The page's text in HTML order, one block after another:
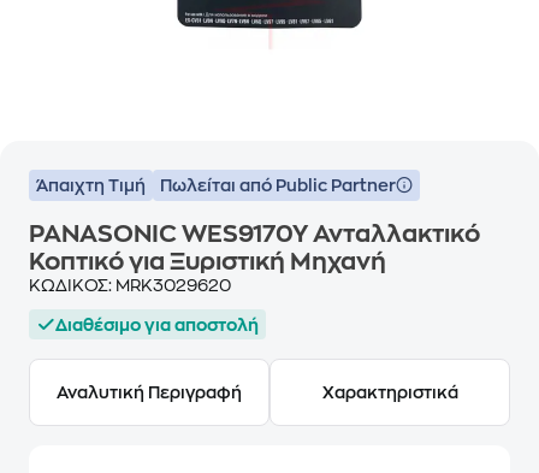
Άπαιχτη Τιμή Πωλείται από Public Partner
PANASONIC WES9170Y Ανταλλακτικό
Κοπτικό για Ξυριστική Μηχανή
ΚΩΔΙΚΟΣ: MRK3029620
Διαθέσιμο για αποστολή
Αναλυτική Περιγραφή Χαρακτηριστικά